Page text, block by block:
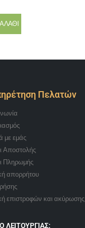
Πελατών
με εμάς
Αποστολής
Πληρωμής
απορρήτου
επιστροφών και ακύρωσης
ΛΕΙΤΟΥΡΓΙΑΣ: